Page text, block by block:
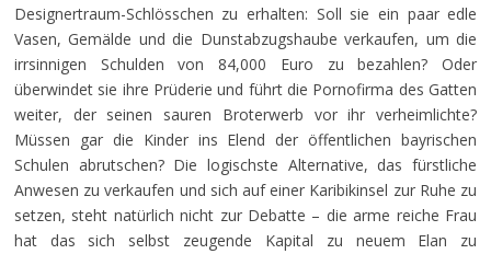
Designertraum-Schlösschen zu erhalten: Soll sie ein paar edle
Vasen, Gemälde und die Dunstabzugshaube verkaufen, um die
irrsinnigen Schulden von 84,000 Euro zu bezahlen? Oder
überwindet sie ihre Prüderie und führt die Pornofirma des Gatten
weiter, der seinen sauren Broterwerb vor ihr verheimlichte?
Müssen gar die Kinder ins Elend der öffentlichen bayrischen
Schulen abrutschen? Die logischste Alternative, das fürstliche
Anwesen zu verkaufen und sich auf einer Karibikinsel zur Ruhe zu
setzen, steht natürlich nicht zur Debatte – die arme reiche Frau
hat das sich selbst zeugende Kapital zu neuem Elan zu